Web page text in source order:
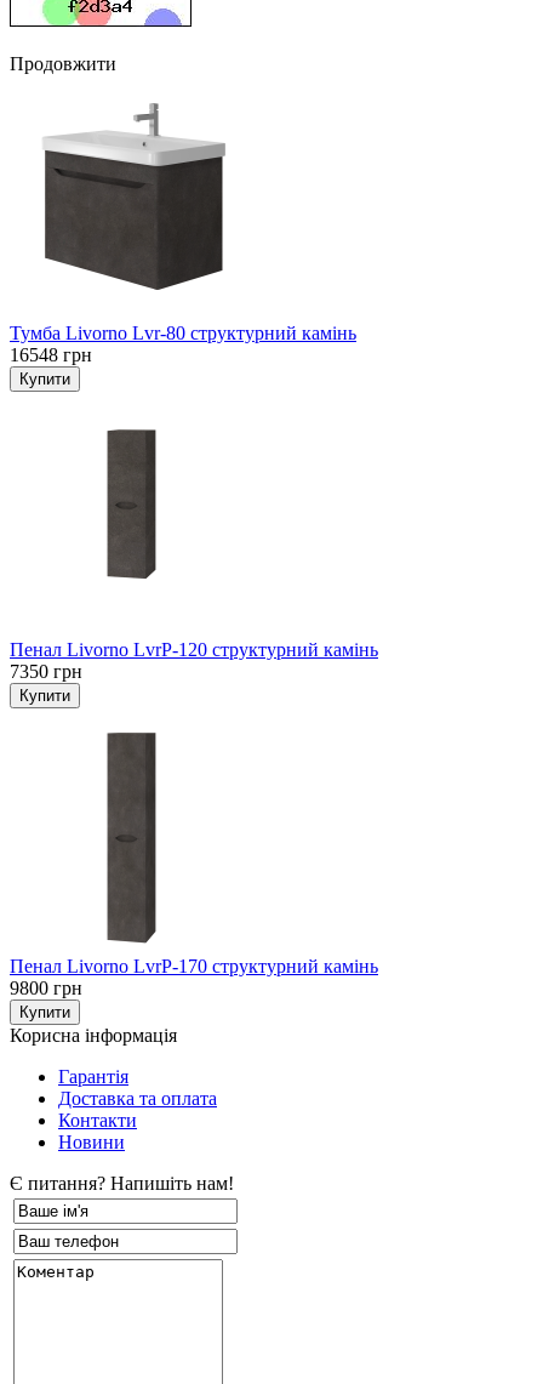
Продовжити
Тумба Livorno Lvr-80 структурний камінь
16548 грн
Пенал Livorno LvrP-120 структурний камінь
7350 грн
Пенал Livorno LvrP-170 структурний камінь
9800 грн
Корисна інформація
Гарантія
Доставка та оплата
Контакти
Новини
Є питання? Напишіть нам!